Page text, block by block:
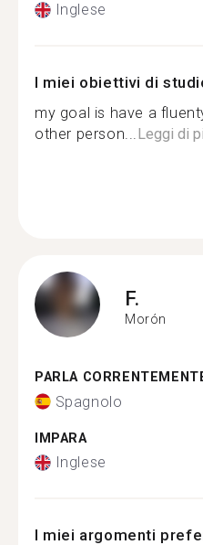
Inglese
I miei obiettivi di
my goal is have a
other person...Leggi di
F.
Morón
PARLA
Spagnolo
IMPARA
Inglese
I miei argomenti